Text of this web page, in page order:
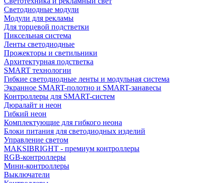
Светодиодные модули
Модули для рекламы
Для торцевой подстветки
Пиксельная система
Ленты светодиодные
Прожекторы и светильники
Архитектурная подстветка
SMART технологии
Гибкие светодиодные ленты и модульная система
Экранное SMART-полотно и SMART-занавесы
Контроллеры для SMART-систем
Дюралайт и неон
Гибкий неон
Комплектующие для гибкого неона
Блоки питания для светодиодных изделий
Управление светом
MAKSIBRIGHT - премиум контроллеры
RGB-контроллеры
Мини-контроллеры
Выключатели